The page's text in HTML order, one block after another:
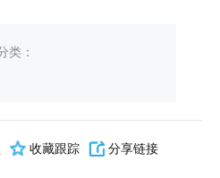
类：
收藏跟踪 分享链接